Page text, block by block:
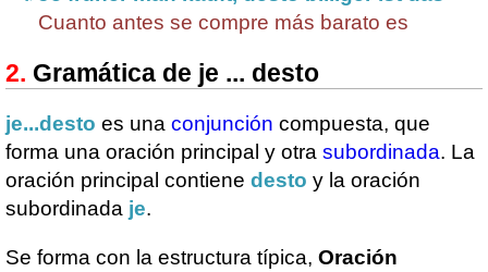
Cuanto antes se compre más barato es
Gramática de je ... desto
je...desto es una conjunción compuesta, que
forma una oración principal y otra subordinada. La
oración principal contiene desto y la oración
subordinada je.
Se forma con la estructura típica, Oración